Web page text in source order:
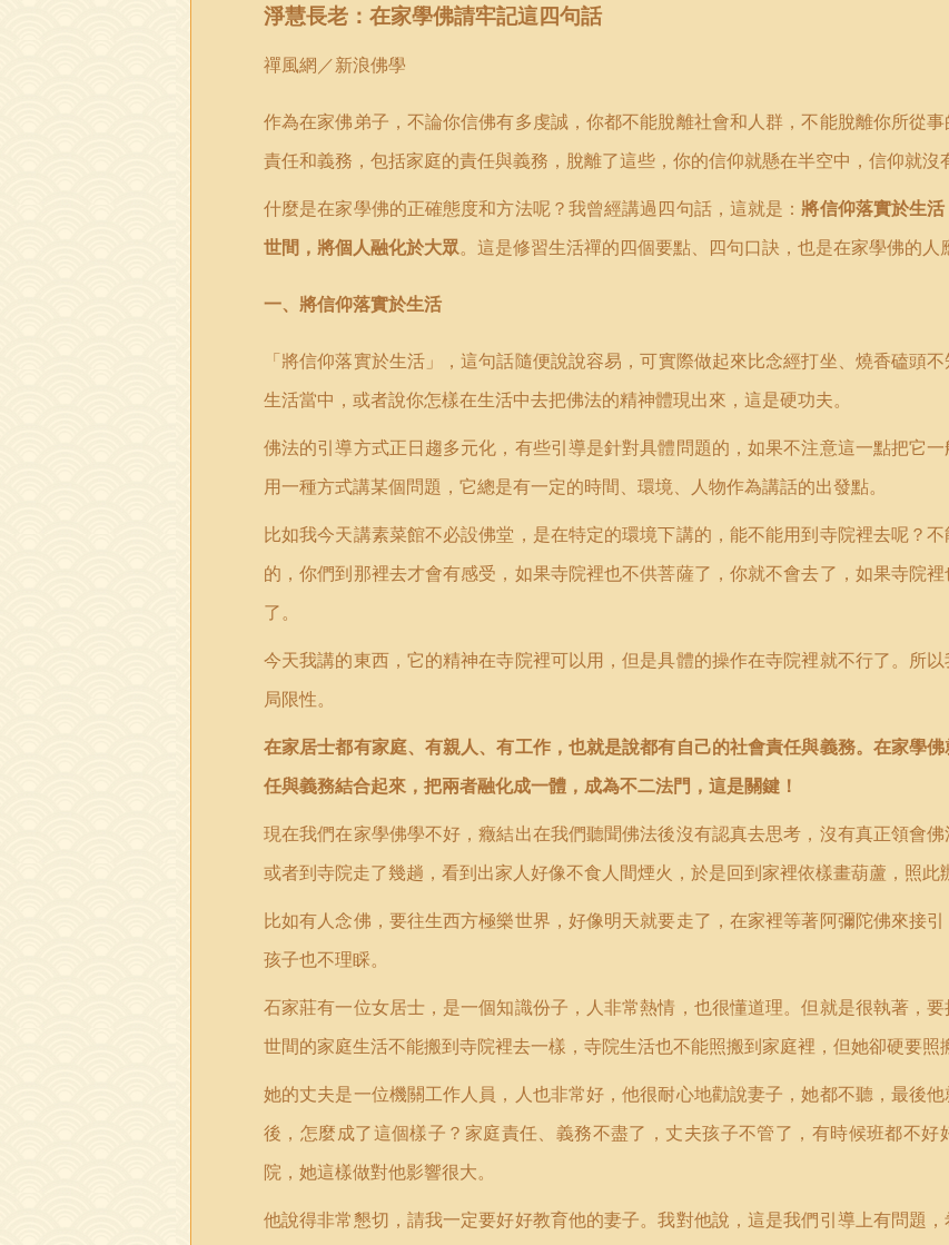
淨慧長老：在家學佛請牢記這四句話
禪風網／新浪佛學
作為在家佛弟子，不論你信佛有多虔誠，你都不能脫離社會和人群，不能脫離你所從
責任和義務，包括家庭的責任與義務，脫離了這些，你的信仰就懸在半空中，信仰就沒
什麼是在家學佛的正確態度和方法呢？我曾經講過四句話，這就是： 將信仰落實於生
世間，將個人融化於大眾。這是修習生活禪的四個要點、四句口訣，也是在家學佛的人
一、將信仰落實於生活
「將信仰落實於生活」，這句話隨便說說容易，可實際做起來比念經打坐、燒香磕頭
生活當中，或者說你怎樣在生活中去把佛法的精神體現出來，這是硬功夫。
佛法的引導方式正日趨多元化，有些引導是針對具體問題的，如果不注意這一點把它
用一種方式講某個問題，它總是有一定的時間、環境、人物作為講話的出發點。
比如我今天講素菜館不必設佛堂，是在特定的環境下講的，能不能用到寺院裡去呢？
的，你們到那裡去才會有感受，如果寺院裡也不供菩薩了，你就不會去了，如果寺院
了。
今天我講的東西，它的精神在寺院裡可以用，但是具體的操作在寺院裡就不行了。所
局限性。
在家居士都有家庭、有親人、有工作，也就是說都有自己的社會責任與義務。在家學
任與義務結合起來，把兩者融化成一體，成為不二法門，這是關鍵！
現在我們在家學佛學不好，癥結出在我們聽聞佛法後沒有認真去思考，沒有真正領會
或者到寺院走了幾趟，看到出家人好像不食人間煙火，於是回到家裡依樣畫葫蘆，照此
比如有人念佛，要往生西方極樂世界，好像明天就要走了，在家裡等著阿彌陀佛來接引
孩子也不理睬。
石家莊有一位女居士，是一個知識份子，人非常熱情，也很懂道理。但就是很執著，
世間的家庭生活不能搬到寺院裡去一樣，寺院生活也不能照搬到家庭裡，但她卻硬要照
她的丈夫是一位機關工作人員，人也非常好，他很耐心地勸說妻子，她都不聽，最後
後，怎麼成了這個樣子？家庭責任、義務不盡了，丈夫孩子不管了，有時候班都不
院，她這樣做對他影響很大。
他說得非常懇切，請我一定要好好教育他的妻子。我對他說，這是我們引導上有問題